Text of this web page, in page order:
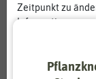
Zeitpunkt zu
Informationen
Essenziell